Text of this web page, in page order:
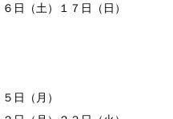
日（土）１７日（日）
日（月）